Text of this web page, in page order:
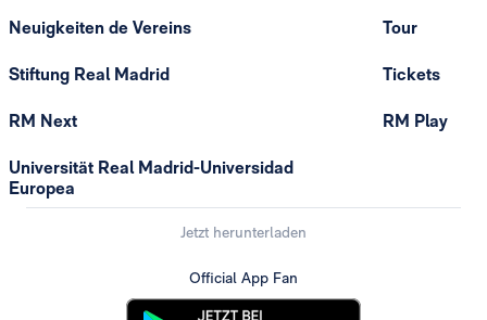
Neuigkeiten de Vereins
Stiftung Real Madrid
RM Next
Universität Real Madrid-Universidad
Europea
Tour
Tickets
RM Play
Jetzt herunterladen
Official App Fan